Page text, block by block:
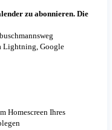
zu abonnieren. Die
Lightning, Google
Homescreen Ihres